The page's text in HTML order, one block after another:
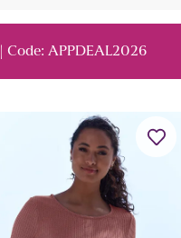
| Code: APPDEAL2026